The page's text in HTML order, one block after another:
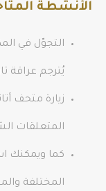
الأنشطة
التجوّل في
يُترجم عراقة
زيارة متحف
المتعلقات
كما ويمكنك
المختلفة